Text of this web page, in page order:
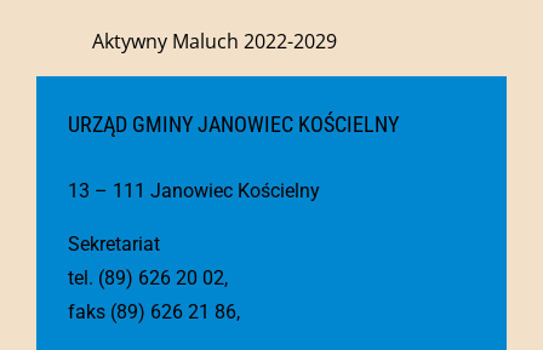
Aktywny Maluch 2022-2029
URZĄD GMINY JANOWIEC KOŚCIELNY
13 – 111 Janowiec Kościelny
Sekretariat
tel. (89) 626 20 02,
faks (89) 626 21 86,